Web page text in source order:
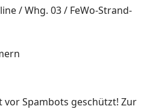
/ Whg. 03 / FeWo-Strand-
vor Spambots geschützt! Zur